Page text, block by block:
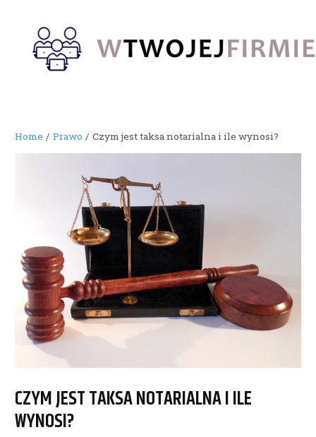
content
Home Prawo Czym jest taksa notarialna i ile wynosi?
CZYM JEST TAKSA NOTARIALNA I ILE
WYNOSI?